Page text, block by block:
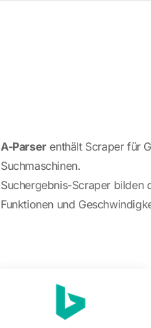
A-Parserenthält Scraper für
Suchmaschinen.
Suchergebnis-Scraper bilden
Funktionen und